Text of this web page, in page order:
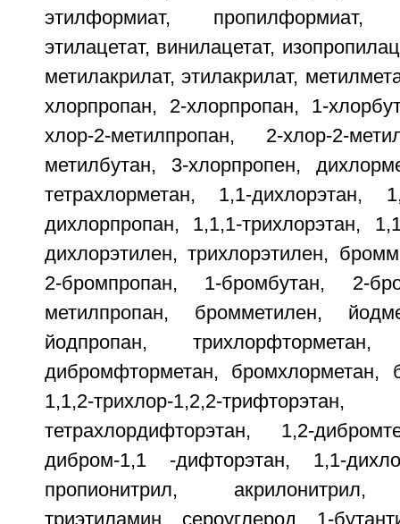
этилформиат, пропилформиат,
этилацетат, винилацетат,
метилакрилат, этилакрилат,
хлорпропан, 2-хлорпропан, 1-
хлор-2-метилпропан, 2-хлор-2-
метилбутан, 3-хлорпропен,
тетрахлорметан, 1,1-дихлорэтан,
дихлорпропан, 1,1,1-трихлорэтан,
дихлорэтилен, трихлорэтилен,
2-бромпропан, 1-бромбутан, 2-
метилпропан, бромметилен,
йодпропан, трихлорфторметан,
дибромфторметан, бромхлорметан,
1,1,2-трихлор-1,2,2-
тетрахлордифторэтан, 1,2-
дибром-1,1 -дифторэтан, 1,1-
пропионитрил, акрилонитрил,
триэтиламин, сероуглерод, 1-